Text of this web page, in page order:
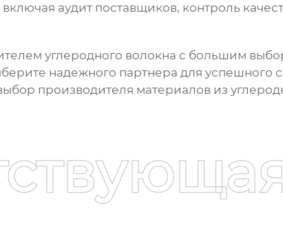
аудит поставщиков, контроль
углеродного волокна с большим
надежного партнера для успешного
производителя материалов из